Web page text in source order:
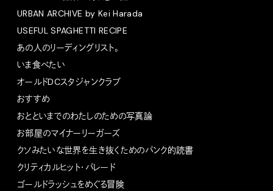
URBAN ARCHIVE by Kei Harada
USEFUL SPAGHETTI RECIPE
あの人のリーディングリスト。
いま食べたい
オールドDCスタジャンクラブ
おすすめ
おとといまでのわたしのための写真論
お部屋のマイナーリーガーズ
クソみたいな世界を生き抜くためのパンク的読書
クリティカルヒット・パレード
ゴールドラッシュをめぐる冒険